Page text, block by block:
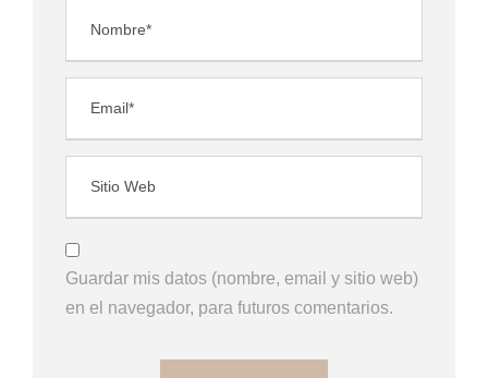
Guardar mis datos (nombre, email y sitio web)
en el navegador, para futuros comentarios.